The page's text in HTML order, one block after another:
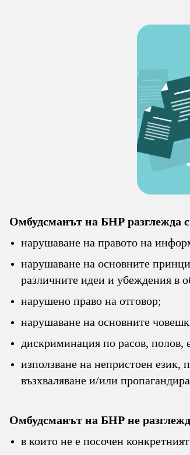
Омбудсманът на БНР разглежда
нарушаване на правото на
нарушаване на основните
различните идеи и убеждения в
нарушено право на отговор;
нарушаване на основните
дискриминация по расов, полов,
използване на непристоен език,
възхваляване и/или
Омбудсманът на БНР не
в които не е посочен